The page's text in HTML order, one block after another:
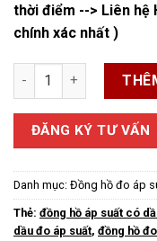
thời điểm --> Liên hệ
chính xác nhất )
Đồng Hồ Dầu Đo Áp
ĐĂNG KÝ TƯ VẤN
Danh mục: Đồng hồ đo áp
Thẻ: đồng hồ áp suất có
dầu đo áp suất, đồng hồ